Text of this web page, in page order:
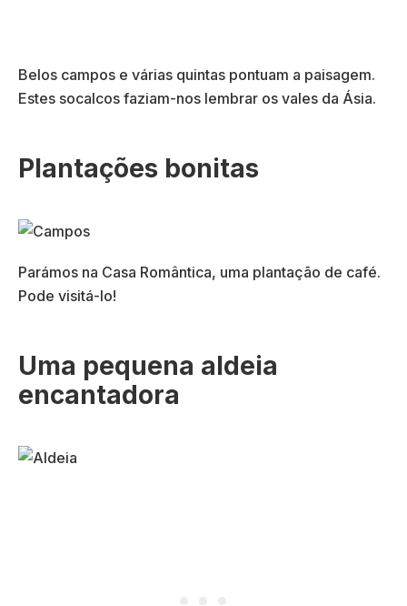
Belos campos e várias quintas pontuam a paisagem.
Estes socalcos faziam-nos lembrar os vales da Ásia.
Plantações bonitas
Parámos na Casa Romântica, uma plantação de café.
Pode visitá-lo!
Uma pequena aldeia
encantadora